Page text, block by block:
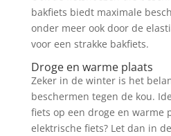
bakfiets biedt maximale
onder meer ook door de
voor een strakke bakfiets.
Droge en warme plaats
Zeker in de winter is het
beschermen tegen de kou.
fiets op een droge en warme
elektrische fiets? Let dan in